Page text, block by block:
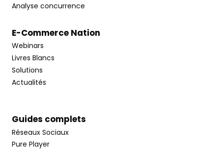
Analyse concurrence
E-Commerce Nation
Webinars
Livres Blancs
Solutions
Actualités
Guides complets
Réseaux Sociaux
Pure Player